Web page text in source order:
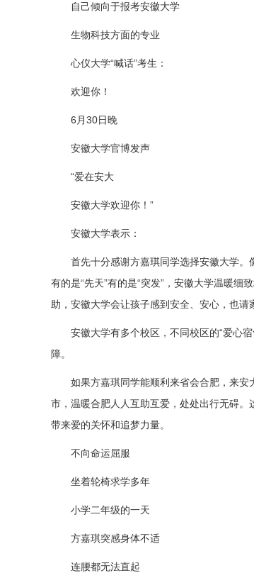
自己倾向于报考安徽大学
生物科技方面的专业
心仪大学“喊话”考生：
欢迎你！
6月30日晚
安徽大学官博发声
“爱在安大
安徽大学欢迎你！”
安徽大学表示：
首先十分感谢方嘉琪同学选择安徽大学。
有的是“先天”有的是“突发”，安徽大学温暖细
助，安徽大学会让孩子感到安全、安心，也请
安徽大学有多个校区，不同校区的“爱心
障。
如果方嘉琪同学能顺利来省会合肥，来
市，温暖合肥人人互助互爱，处处出行无碍
带来爱的关怀和追梦力量。
不向命运屈服
坐着轮椅求学多年
小学二年级的一天
方嘉琪突感身体不适
连腰都无法直起